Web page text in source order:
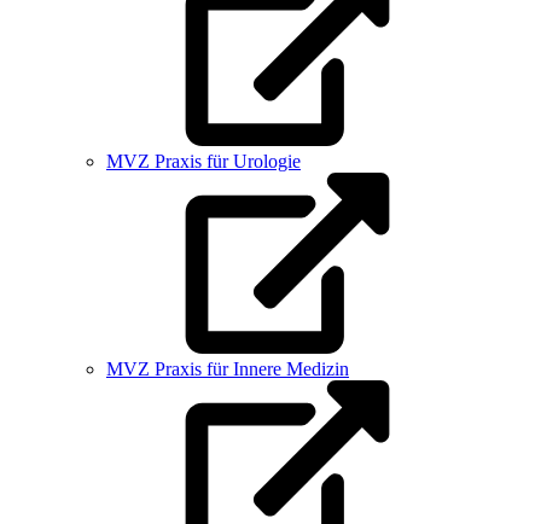
MVZ Praxis für Urologie
MVZ Praxis für Innere Medizin